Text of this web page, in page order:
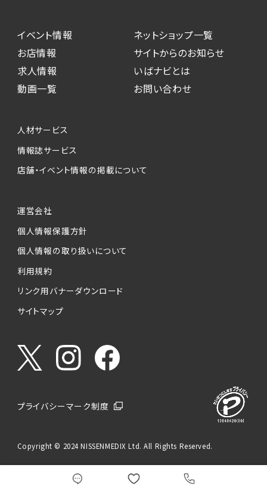
イベント情報
お店情報
求人情報
動画一覧
ネットショップ一覧
サイトからのお知らせ
いばナビとは
お問い合わせ
人材サービス
情報誌サービス
店舗・イベント情報の掲載について
運営会社
個人情報保護方針
個人情報の取り扱いについて
利用規約
リンク用バナーダウンロード
サイトマップ
プライバシーマーク制度
Copyright © 2024 NISSENMEDIX Ltd. All Rights Reserved.